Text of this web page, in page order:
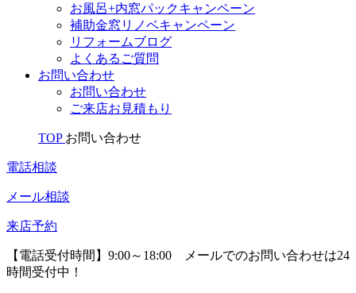
お風呂+内窓パックキャンペーン
補助金窓リノベキャンペーン
リフォームブログ
よくあるご質問
お問い合わせ
お問い合わせ
ご来店お見積もり
TOP お問い合わせ
電話相談
メール相談
来店予約
【電話受付時間】9:00～18:00
メールでのお問い合わせは24
時間受付中！